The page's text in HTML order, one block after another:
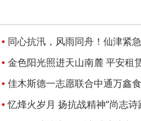
同心抗汛，风雨同舟！仙津紧
金色阳光照进天山南麓 平安租
阿克苏
佳木斯德一志愿联合中通万鑫
忆烽火岁月 扬抗战精神“尚志